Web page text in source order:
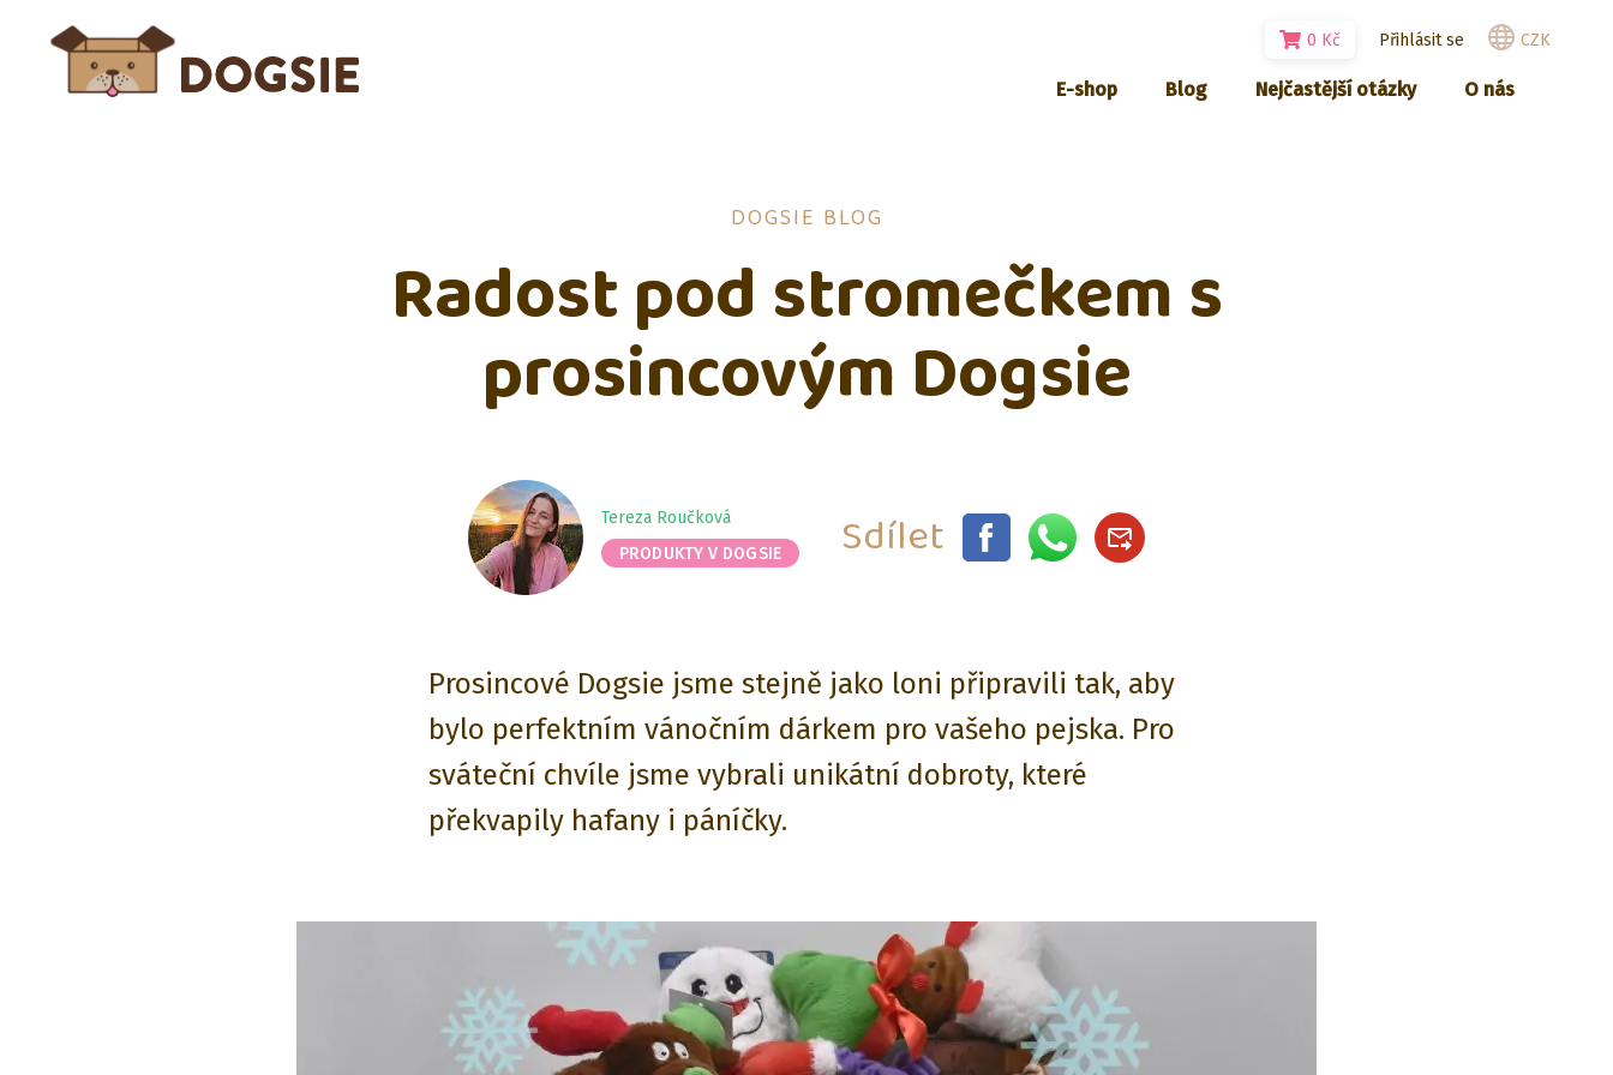
E-shop Blog Nejčastější otázky O nás
0 Kč Přihlásit se CZK
DOGSIE BLOG
Radost pod stromečkem s
prosincovým Dogsie
Tereza Roučková
PRODUKTY V DOGSIE
Sdílet
Prosincové Dogsie jsme stejně jako loni připravili tak, aby
bylo perfektním vánočním dárkem pro vašeho pejska. Pro
sváteční chvíle jsme vybrali unikátní dobroty, které
překvapily hafany i páníčky.